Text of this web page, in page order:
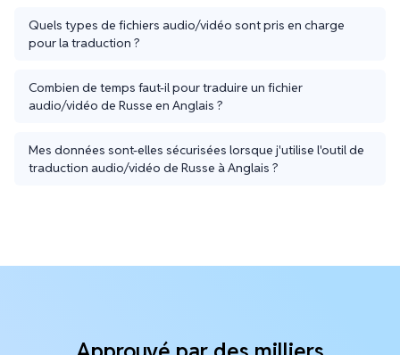
Quels types de fichiers audio/vidéo sont pris en charge
pour la traduction ?
Combien de temps faut-il pour traduire un fichier
audio/vidéo de Russe en Anglais ?
Mes données sont-elles sécurisées lorsque j'utilise l'outil de
traduction audio/vidéo de Russe à Anglais ?